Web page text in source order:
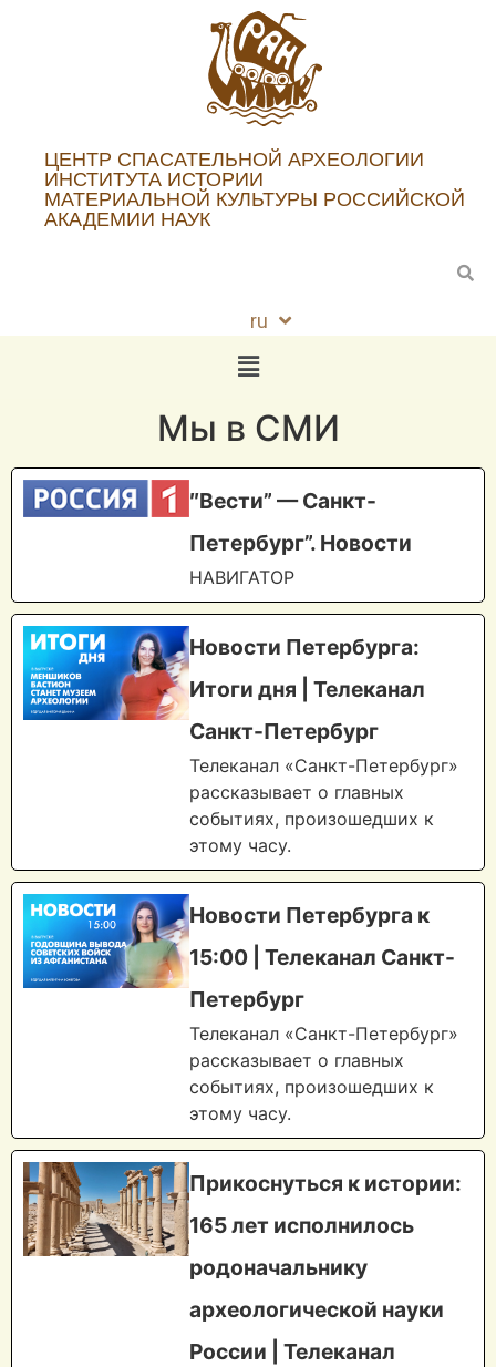
ЦЕНТР СПАСАТЕЛЬНОЙ АРХЕОЛОГИИ
ИНСТИТУТА ИСТОРИИ
МАТЕРИАЛЬНОЙ КУЛЬТУРЫ РОССИЙСКОЙ
АКАДЕМИИ НАУК
ru
en
Мы в СМИ
″Вести” — Санкт-
Петербург”. Новости
НАВИГАТОР
Новости Петербурга:
Итоги дня | Телеканал
Санкт-Петербург
Телеканал «Санкт-Петербург»
рассказывает о главных
событиях, произошедших к
этому часу.
Новости Петербурга к
15:00 | Телеканал Санкт-
Петербург
Телеканал «Санкт-Петербург»
рассказывает о главных
событиях, произошедших к
этому часу.
Прикоснуться к истории:
165 лет исполнилось
родоначальнику
археологической науки
России | Телеканал